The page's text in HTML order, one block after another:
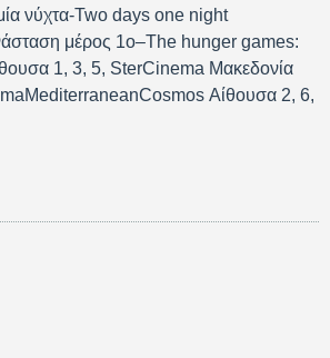
νύχτα-Two days one night
μέρος 1ο–The hunger games:
1, 3, 5, SterCinema Μακεδονία
Αίθουσα 2, 6,